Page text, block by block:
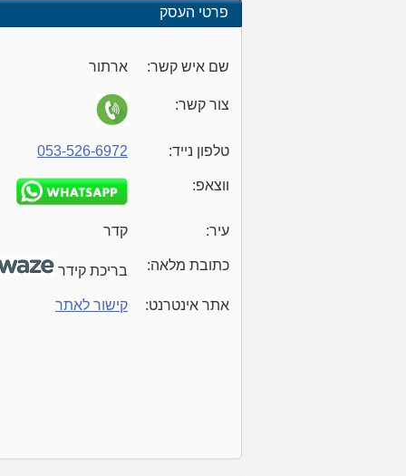
פרטי העסק
שם איש קשר: ארתור
צור קשר:
טלפון נייד: 053-526-6972
ווצאפ:
עיר: קדר
כתובת מלאה: בריכת קידר
אתר אינטרנט: קישור לאתר